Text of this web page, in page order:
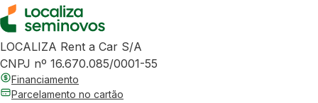
LOCALIZA Rent a Car S/A
CNPJ nº 16.670.085/0001-55
Financiamento
Parcelamento no cartão